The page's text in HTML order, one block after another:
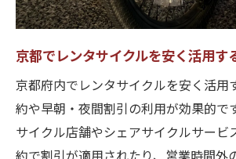
京都でレンタサイクルを安く活用す
京都府内でレンタサイクルを安く活用
約や早朝・夜間割引の利用が効果的で
サイクル店舗やシェアサイクルサービ
約で割引が適用されたり、営業時間外